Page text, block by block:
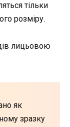
тільки
розміру.
лицьовою
як
зразку